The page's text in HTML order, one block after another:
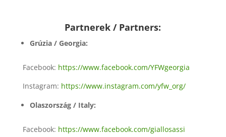
Partnerek / Partners:
Grúzia / Georgia:
Facebook: https://www.facebook.com/YFWgeorgia
Instagram: https://www.instagram.com/yfw_org/
Olaszország / Italy:
Facebook: https://www.facebook.com/giallosassi